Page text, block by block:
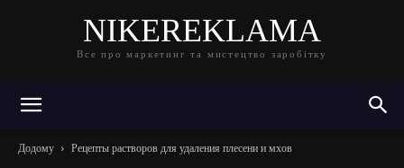
NIKEREKLAMA
Все про маркетинг та мистецтво заробітку
Додому Рецепты растворов для удаления плесени и мхов